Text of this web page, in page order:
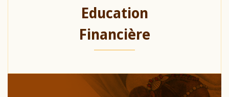
Education
Financière